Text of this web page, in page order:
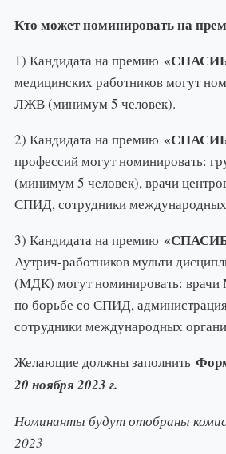
Кто может номинировать на
1) Кандидата на премию
медицинских работников могут
ЛЖВ (минимум 5 человек).
2) Кандидата на премию
профессий могут номинировать:
(минимум 5 человек), врачи
СПИД, сотрудники международных
3) Кандидата на премию
Аутрич-работников мульти
(МДК) могут номинировать: врачи
по борьбе со СПИД,
сотрудники международных
Желающие должны заполнить
20 ноября 2023 г.
Номинанты будут отобраны
2023